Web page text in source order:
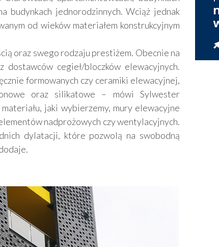
budynkach jednorodzinnych. Wciąż jednak
od wieków materiałem konstrukcyjnym
oraz swego rodzaju prestiżem. Obecnie na
cegieł/bloczków elewacyjnych.
formowanych czy ceramiki elewacyjnej,
oraz silikatowe – mówi Sylwester
jaki wybierzemy, mury elewacyjne
nadprożowych czy wentylacyjnych.
dylatacji, które pozwolą na swobodną